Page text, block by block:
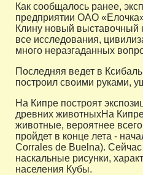
Как сообщалось ранее,
предприятии ОАО
Клину новый выставочный
все исследования,
много неразгаданных
Последняя ведет в
построил своими руками,
На Кипре построят
древних животныхНа
животные, вероятнее
пройдет в конце лета -
Corrales de Buelna).
наскальные рисунки,
населения Кубы.